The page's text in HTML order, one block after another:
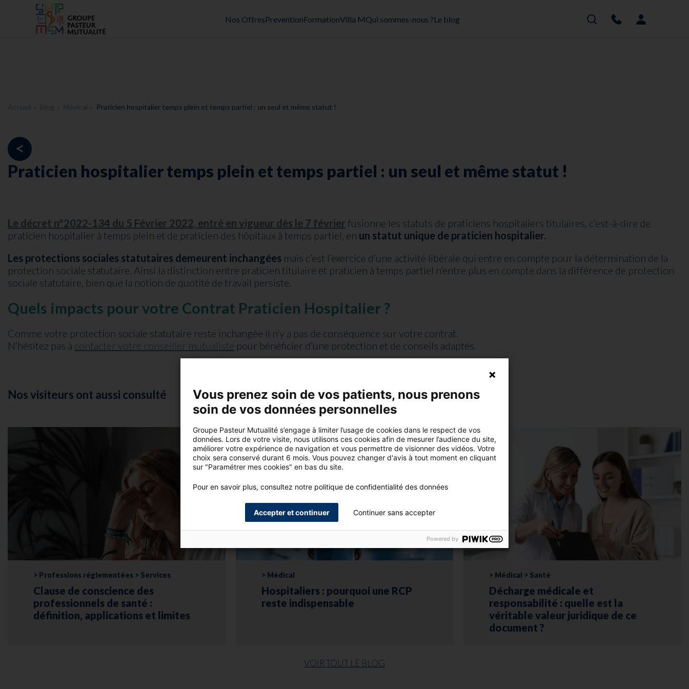
Accueil - Groupe Pasteur Mutualité
Nos OffresPreventionFormationVilla MQui sommes-nous ?Le blog Rechercher
Mon
Praticien hospitalier temps plein et temps partiel : un seul et même statut !
<
Praticien hospitalier temps plein et temps partiel : un seul et même statut !
Le décret n°2022-134 du 5 Février 2022, entré en vigueur dès le 7 février fusionne les statuts de praticiens hospitaliers titulaires, c’est-à-dire de
praticien hospitalier à temps plein et de praticien des hôpitaux à temps partiel, en un statut unique de praticien hospitalier.
Les protections sociales statutaires demeurent inchangées mais c’est l’exercice d’une activité libérale qui entre en compte pour la détermination de la
protection sociale statutaire. Ainsi la distinction entre praticien titulaire et praticien à temps partiel n’entre plus en compte dans la différence de protection
sociale statutaire, bien que la notion de quotité de travail persiste.
Quels impacts pour votre Contrat Praticien Hospitalier ?
Comme votre protection sociale statutaire reste inchangée il n’y a pas de conséquence sur votre contrat.
N’hésitez pas à contacter votre conseiller mutualiste pour bénéficier d’une protection et de conseils adaptés.
Nos visiteurs ont aussi consulté
> Professions réglementées > Services
Clause de conscience des
professionnels de santé :
définition, applications et limites
> Médical
Hospitaliers : pourquoi une RCP
reste indispensable
> Médical > Santé
Décharge médicale et
responsabilité : quelle est la
véritable valeur juridique de ce
document ?
VOIR TOUT LE BLOG
Vous prenez soin de vos patients, nous prenons
soin de vos données personnelles
Groupe Pasteur Mutualité s’engage à limiter l’usage de cookies dans le respect de vos
données. Lors de votre visite, nous utilisons ces cookies afin de mesurer l’audience du site,
améliorer votre expérience de navigation et vous permettre de visionner des vidéos. Votre
choix sera conservé durant 6 mois. Vous pouvez changer d'avis à tout moment en cliquant
sur "Paramétrer mes cookies" en bas du site.
Pour en savoir plus, consultez notre politique de confidentialité des données
Accepter et continuer Continuer sans accepter
Powered by